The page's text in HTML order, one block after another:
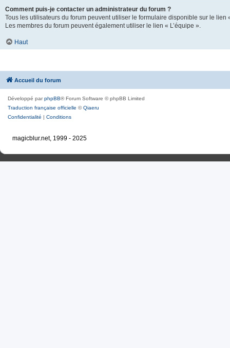
Comment puis-je contacter un administrateur du forum ?
Tous les utilisateurs du forum peuvent utiliser le formulaire disponible sur le
Les membres du forum peuvent également utiliser le lien « L’équipe ».
Haut
Accueil du forum
Développé parphpBB® Forum Software © phpBB Limited
Traduction française officielle ©Qiaeru
Confidentialité | Conditions
magicblur.net, 1999 - 2025